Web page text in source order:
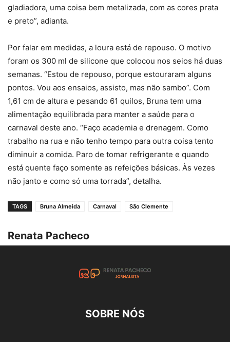
gladiadora, uma coisa bem metalizada, com as cores prata
e preto”, adianta.
Por falar em medidas, a loura está de repouso. O motivo
foram os 300 ml de silicone que colocou nos seios há duas
semanas. “Estou de repouso, porque estouraram alguns
pontos. Vou aos ensaios, assisto, mas não sambo”. Com
1,61 cm de altura e pesando 61 quilos, Bruna tem uma
alimentação equilibrada para manter a saúde para o
carnaval deste ano. “Faço academia e drenagem. Como
trabalho na rua e não tenho tempo para outra coisa tento
diminuir a comida. Paro de tomar refrigerante e quando
está quente faço somente as refeições básicas. Às vezes
não janto e como só uma torrada”, detalha.
TAGS Bruna Almeida Carnaval São Clemente
Renata Pacheco
SOBRE NÓS